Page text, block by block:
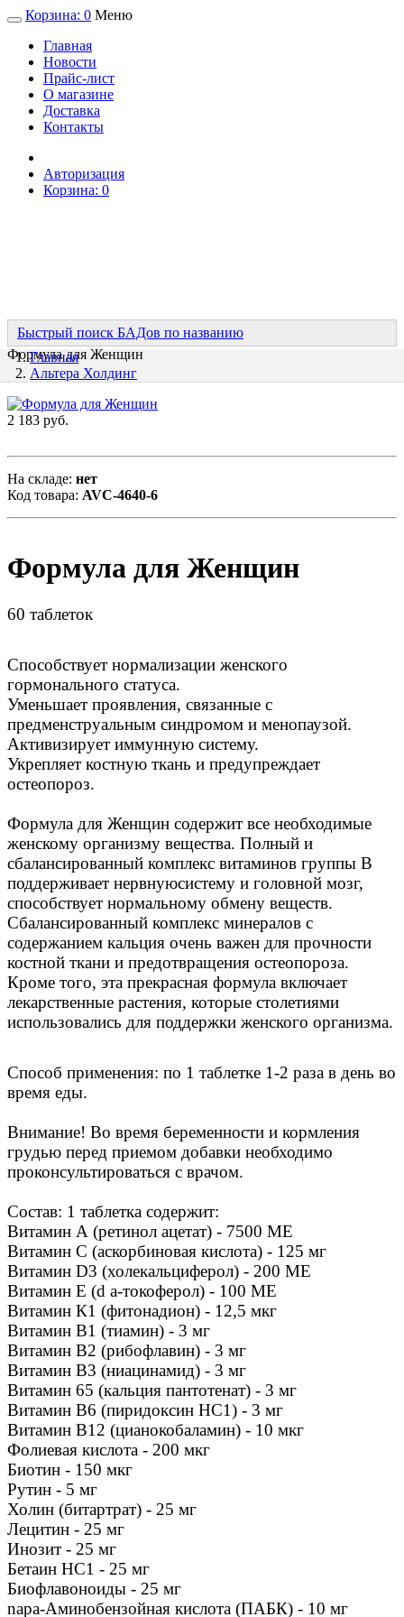
Корзина: 0 Меню
Главная
Новости
Прайс-лист
О магазине
Доставка
Контакты
Авторизация
Корзина: 0
Быстрый поиск БАДов по названию
Формула для Женщин
Главная
Альтера Холдинг
2 183 руб.
На складе: нет
Код товара: AVC-4640-6
Формула для Женщин
60 таблеток
Способствует нормализации женского
гормонального статуса.
Уменьшает проявления, связанные с
предменструальным синдромом и менопаузой.
Активизирует иммунную систему.
Укрепляет костную ткань и предупреждает
остеопороз.
Формула для Женщин содержит все необходимые
женскому организму вещества. Полный и
сбалансированный комплекс витаминов группы В
поддерживает нервнуюсистему и головной мозг,
способствует нормальному обмену веществ.
Сбалансированный комплекс минералов с
содержанием кальция очень важен для прочности
костной ткани и предотвращения остеопороза.
Кроме того, эта прекрасная формула включает
лекарственные растения, которые столетиями
использовались для поддержки женского организма.
Способ применения: по 1 таблетке 1-2 раза в день во
время еды.
Внимание! Во время беременности и кормления
грудью перед приемом добавки необходимо
проконсультироваться с врачом.
Состав: 1 таблетка содержит:
Витамин А (ретинол ацетат) - 7500 МЕ
Витамин С (аскорбиновая кислота) - 125 мг
Витамин D3 (холекальциферол) - 200 МЕ
Витамин Е (d а-токоферол) - 100 МЕ
Витамин К1 (фитонадион) - 12,5 мкг
Витамин B1 (тиамин) - 3 мг
Витамин В2 (рибофлавин) - 3 мг
Витамин B3 (ниацинамид) - 3 мг
Витамин 65 (кальция пантотенат) - 3 мг
Витамин В6 (пиридоксин НС1) - 3 мг
Витамин В12 (цианокобаламин) - 10 мкг
Фолиевая кислота - 200 мкг
Биотин - 150 мкг
Рутин - 5 мг
Холин (битартрат) - 25 мг
Лецитин - 25 мг
Инозит - 25 мг
Бетаин НС1 - 25 мг
Биофлавоноиды - 25 мг
napa-Аминобензойная кислота (ПАБК) - 10 мг